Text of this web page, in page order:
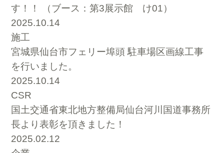
す！！ （ブース：第3展示館 け01）
2025.10.14
施工
宮城県仙台市フェリー埠頭 駐車場区画線工事
を行いました。
2025.10.14
CSR
国土交通省東北地方整備局仙台河川国道事務所
長より表彰を頂きました！
2025.02.12